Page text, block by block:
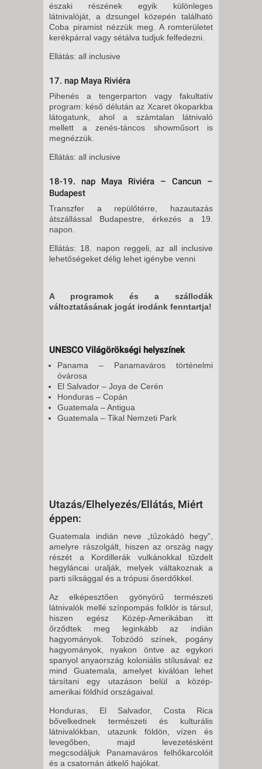
északi részének egyik különleges
látnivalóját, a dzsungel közepén található
Coba piramist nézzük meg. A romterületet
kerékpárral vagy sétálva tudjuk felfedezni.
Ellátás: all inclusive
17. nap Maya Riviéra
Pihenés a tengerparton vagy fakultatív
program: késő délután az Xcaret ökoparkba
látogatunk, ahol a számtalan látnivaló
mellett a zenés-táncos showműsort is
megnézzük.
Ellátás: all inclusive
18-19. nap Maya Riviéra – Cancun –
Budapest
Transzfer a repülőtérre, hazautazás
átszállással Budapestre, érkezés a 19.
napon.
Ellátás: 18. napon reggeli, az all inclusive
lehetőségeket délig lehet igénybe venni
A programok és a szállodák
változtatásának jogát irodánk fenntartja!
UNESCO Világörökségi helyszínek
Panama – Panamaváros történelmi
óvárosa
El Salvador – Joya de Cerén
Honduras – Copán
Guatemala – Antigua
Guatemala – Tikal Nemzeti Park
Utazás/Elhelyezés/Ellátás, Miért
éppen:
Guatemala indián neve „tűzokádó hegy”,
amelyre rászolgált, hiszen az ország nagy
részét a Kordillerák vulkánokkal tűzdelt
hegyláncai uralják, melyek váltakoznak a
parti síksággal és a trópusi őserdőkkel.
Az elképesztően gyönyörű természeti
látnivalók mellé színpompás folklór is társul,
hiszen egész Közép-Amerikában itt
őrződtek meg leginkább az indián
hagyományok. Tobzódó színek, pogány
hagyományok, nyakon öntve az egykori
spanyol anyaország koloniális stílusával: ez
mind Guatemala, amelyet kiválóan lehet
társítani egy utazáson belül a közép-
amerikai földhíd országaival.
Honduras, El Salvador, Costa Rica
bővelkednek természeti és kulturális
látnivalókban, utazunk földön, vízen és
levegőben, majd levezetésként
megcsodáljuk Panamaváros felhőkarcolóit
és a csatornán átkelő hajókat.